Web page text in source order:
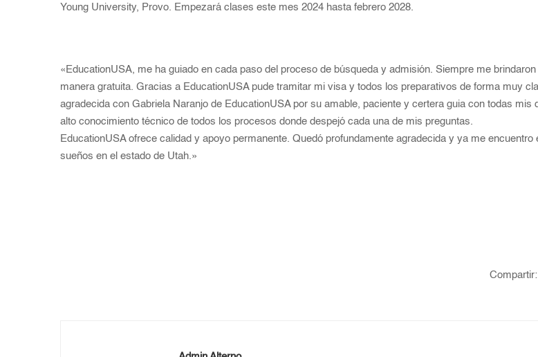
Young University, Provo. Empezará clases este mes 2024 hasta febrero 2028.
«EducationUSA, me ha guiado en cada paso del proceso de búsqueda y admisión. Siempre me
manera gratuita. Gracias a EducationUSA pude tramitar mi visa y todos los preparativos de forma muy
agradecida con Gabriela Naranjo de EducationUSA por su amable, paciente y certera guia con todas mis
alto conocimiento técnico de todos los procesos donde despejó cada una de mis preguntas.
EducationUSA ofrece calidad y apoyo permanente. Quedó profundamente agradecida y ya me
sueños en el estado de Utah.»
Compartir: